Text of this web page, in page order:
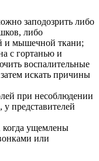
заподозрить либо
либо
и мышечной ткани;
с гортанью и
воспалительные
искать причины
при несоблюдении
представителей
когда ущемлены
или